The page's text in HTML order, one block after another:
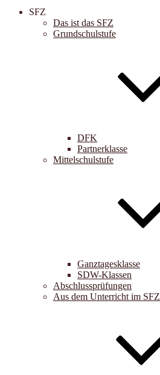
SFZ
Das ist das SFZ
Grundschulstufe
DFK
Partnerklasse
Mittelschulstufe
Ganztagesklasse
SDW-Klassen
Abschlussprüfungen
Aus dem Unterricht im SFZ